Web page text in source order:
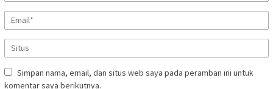
Simpan nama, email, dan situs web saya pada peramban ini untuk
komentar saya berikutnya.